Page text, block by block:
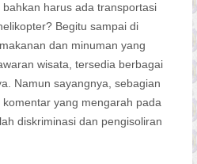
harus ada transportasi
Begitu sampai di
dan minuman yang
wisata, tersedia berbagai
Namun sayangnya, sebagian
yang mengarah pada
diskriminasi dan pengisoliran